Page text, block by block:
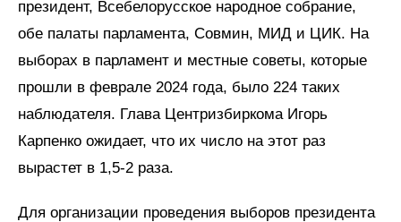
президент, Всебелорусское народное собрание,
обе палаты парламента, Совмин, МИД и ЦИК. На
выборах в парламент и местные советы, которые
прошли в феврале 2024 года, было 224 таких
наблюдателя. Глава Центризбиркома Игорь
Карпенко ожидает, что их число на этот раз
вырастет в 1,5-2 раза.
Для организации проведения выборов президента